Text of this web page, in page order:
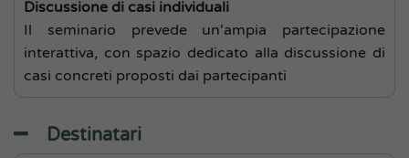
Discussione di casi individuali
Il seminario prevede un'ampia partecipazione
interattiva, con spazio dedicato alla discussione di
casi concreti proposti dai partecipanti
Destinatari